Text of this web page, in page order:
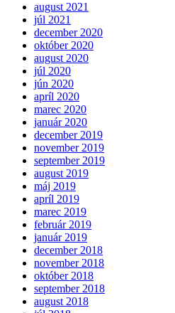
august 2021
júl 2021
december 2020
október 2020
august 2020
júl 2020
jún 2020
apríl 2020
marec 2020
január 2020
december 2019
november 2019
september 2019
august 2019
máj 2019
apríl 2019
marec 2019
február 2019
január 2019
december 2018
november 2018
október 2018
september 2018
august 2018